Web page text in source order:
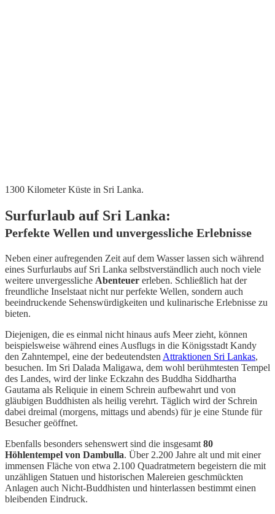
1300 Kilometer Küste in Sri Lanka.
Surfurlaub auf Sri Lanka:
Perfekte Wellen und unvergessliche Erlebnisse
Neben einer aufregenden Zeit auf dem Wasser lassen sich während
eines Surfurlaubs auf Sri Lanka selbstverständlich auch noch viele
weitere unvergessliche Abenteuer erleben. Schließlich hat der
freundliche Inselstaat nicht nur perfekte Wellen, sondern auch
beeindruckende Sehenswürdigkeiten und kulinarische Erlebnisse zu
bieten.
Diejenigen, die es einmal nicht hinaus aufs Meer zieht, können
beispielsweise während eines Ausflugs in die Königsstadt Kandy
den Zahntempel, eine der bedeutendsten Attraktionen Sri Lankas,
besuchen. Im Sri Dalada Maligawa, dem wohl berühmtesten Tempel
des Landes, wird der linke Eckzahn des Buddha Siddhartha
Gautama als Reliquie in einem Schrein aufbewahrt und von
gläubigen Buddhisten als heilig verehrt. Täglich wird der Schrein
dabei dreimal (morgens, mittags und abends) für je eine Stunde für
Besucher geöffnet.
Ebenfalls besonders sehenswert sind die insgesamt 80
Höhlentempel von Dambulla. Über 2.200 Jahre alt und mit einer
immensen Fläche von etwa 2.100 Quadratmetern begeistern die mit
unzähligen Statuen und historischen Malereien geschmückten
Anlagen auch Nicht-Buddhisten und hinterlassen bestimmt einen
bleibenden Eindruck.